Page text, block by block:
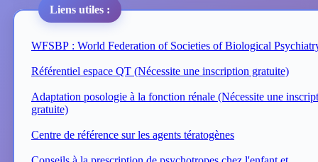
Liens utiles :
WFSBP : World Federation of Societies of Biological
Référentiel espace QT (Nécessite une inscription gratuite)
Adaptation posologie à la fonction rénale (Nécessite une
gratuite)
Centre de référence sur les agents tératogènes